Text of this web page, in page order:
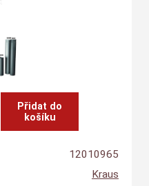
12010965
Kraus